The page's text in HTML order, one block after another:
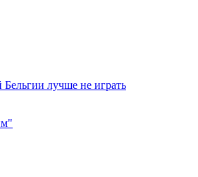
лучше не играть